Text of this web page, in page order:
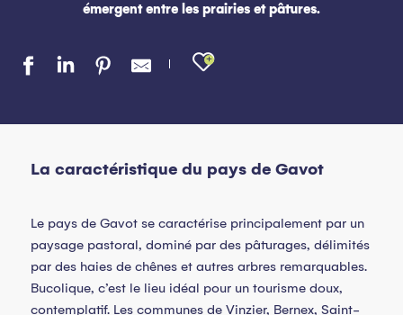
émergent entre les prairies et pâtures.
Ajouter aux
La caractéristique du pays de Gavot
Le pays de Gavot se caractérise principalement par un
paysage pastoral, dominé par des pâturages, délimités
par des haies de chênes et autres arbres remarquables.
Bucolique, c’est le lieu idéal pour un tourisme doux,
contemplatif. Les communes de Vinzier, Bernex, Saint-